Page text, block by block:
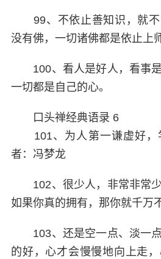
99、不依止善知识，就不
没有佛，一切诸佛都是依止上
100、看人是好人，看事是
一切都是自己的心。
口头禅经典语录 6
101、为人第一谦虚好，
者：冯梦龙
102、很少人，非常非常少
如果你真的拥有，那你就千万
103、还是空一点、淡一点
的好，心才会慢慢地向上走